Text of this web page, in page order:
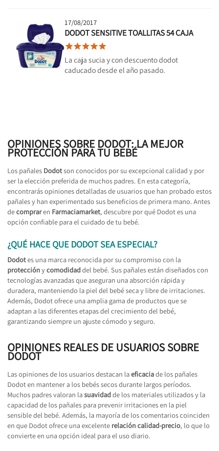
17/08/2017
DODOT SENSITIVE TOALLITAS 54 CAJA

La caja sucia y con descuento dodot
caducado desde el año pasado.
OPINIONES SOBRE DODOT: LA MEJOR
PROTECCIÓN PARA TU BEBÉ
Los pañales Dodotson conocidos por su excepcional calidad y por
ser la elección preferida de muchos padres. En esta categoría,
encontrarás opiniones detalladas de usuarios que han probado estos
pañales y han experimentado sus beneficios de primera mano. Antes
decompraren Farmaciamarket, descubre por qué Dodot es una
opción confiable para el cuidado de tu bebé.
¿QUÉ HACE QUE DODOT SEA ESPECIAL?
Dodotes una marca reconocida por su compromiso con la
protecciónycomodidaddel bebé. Sus pañales están diseñados con
tecnologías avanzadas que aseguran una absorción rápida y
duradera, manteniendo la piel del bebé seca y libre de irritaciones.
Además, Dodot ofrece una amplia gama de productos que se
adaptan a las diferentes etapas del crecimiento del bebé,
garantizando siempre un ajuste cómodo y seguro.
OPINIONES REALES DE USUARIOS SOBRE
DODOT
Las opiniones de los usuarios destacan laeficaciade los pañales
Dodot en mantener a los bebés secos durante largos períodos.
Muchos padres valoran lasuavidadde los materiales utilizados y la
capacidad de los pañales para prevenir irritaciones en la piel
sensible del bebé. Además, la mayoría de los comentarios coinciden
en que Dodot ofrece una excelente relación calidad-precio, lo que lo
convierte en una opción ideal para el uso diario.